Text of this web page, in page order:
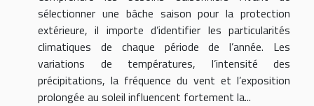
sélectionner une bâche saison pour la protection
extérieure, il importe d’identifier les particularités
climatiques de chaque période de l’année. Les
variations de températures, l’intensité des
précipitations, la fréquence du vent et l’exposition
prolongée au soleil influencent fortement la...